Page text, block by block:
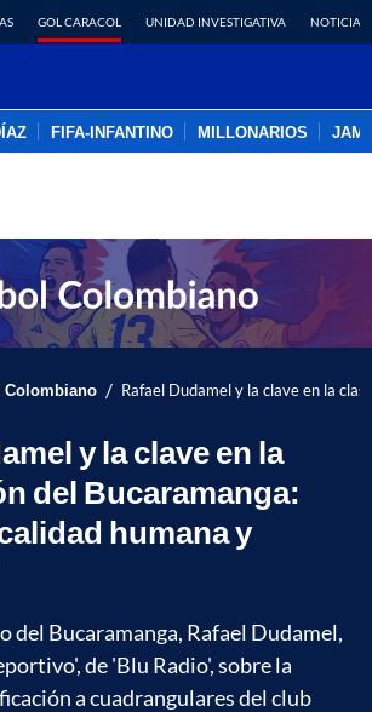
GOL CARACOL UNIDAD INVESTIGATIVA NOTICIAS
FIFA-INFANTINO MILLONARIOS
Colombiano / Rafael Dudamel y la clave en la
y la clave en la
del Bucaramanga:
humana y
del Bucaramanga, Rafael Dudamel,
de 'Blu Radio', sobre la
a cuadrangulares del club